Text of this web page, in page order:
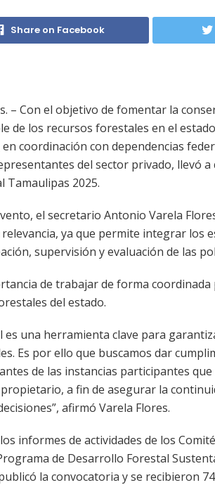
Share on Facebook
– Con el objetivo de fomentar la
de los recursos forestales en el
coordinación con dependencias
del sector privado, llevó a
Tamaulipas 2025.
el secretario Antonio Varela
ya que permite integrar los
supervisión y evaluación de las
de trabajar de forma coordinada
del estado.
es una herramienta clave para
Es por ello que buscamos dar
de las instancias participantes
a fin de asegurar la
afirmó Varela Flores.
informes de actividades de los
de Desarrollo Forestal
la convocatoria y se recibieron